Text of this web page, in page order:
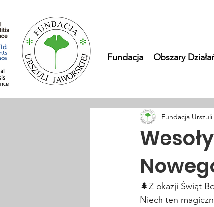
Fundacja Obszary
Fundacja
🌲Z okazji Świąt
Niech ten